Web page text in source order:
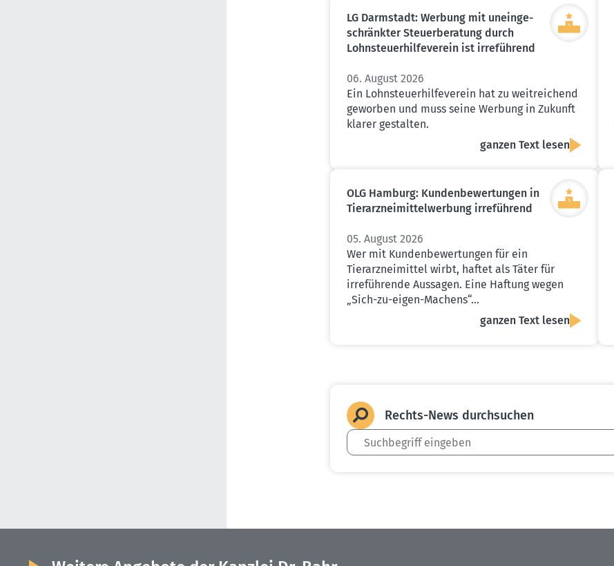
LG Darmstadt: Werbung mit unein­ge­
schränkter Steuer­be­ratung durch
Lohnsteu­er­hil­fe­verein ist irreführend
06. August 2026
Ein Lohnsteuerhilfeverein hat zu weitreichend
geworben und muss seine Werbung in Zukunft
klarer gestalten.
ganzen Text lesen
OLG Hamburg: Kunden­be­wer­tungen in
Tierarz­nei­mit­tel­werbung irreführend
05. August 2026
Wer mit Kundenbewertungen für ein
Tierarzneimittel wirbt, haftet als Täter für
irreführende Aussagen. Eine Haftung wegen
„Sich-zu-eigen-Machens“…
ganzen Text lesen
Rechts-News durch­suchen